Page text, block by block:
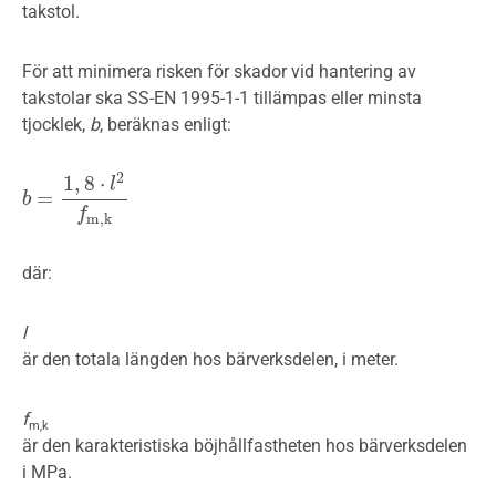
takstol.
För att minimera risken för skador vid hantering av
takstolar ska SS-EN 1995-1-1 tillämpas eller minsta
tjocklek, b, beräknas enligt:
b =
1, 8 ⋅ l2
fm,k
b =1 8⋅l2fm,k
där:
l
är den totala längden hos bärverksdelen, i meter.
fm,k
är den karakteristiska böjhållfastheten hos bärverksdelen
i MPa.